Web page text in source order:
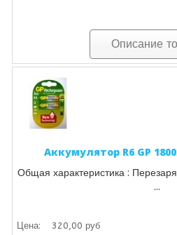
Описание
Аккумулятор R6 GP
Общая характеристика :
...
Цена: 320,00 руб